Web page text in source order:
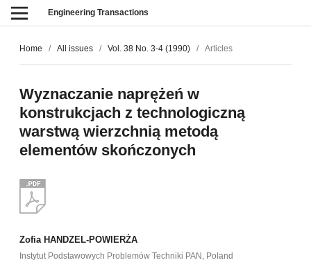
Engineering Transactions
Home / All issues / Vol. 38 No. 3-4 (1990) / Articles
Wyznaczanie naprężeń w
konstrukcjach z technologiczną
warstwą wierzchnią metodą
elementów skończonych
Zofia HANDZEL-POWIERŻA
Instytut Podstawowych Problemów Techniki PAN, Poland